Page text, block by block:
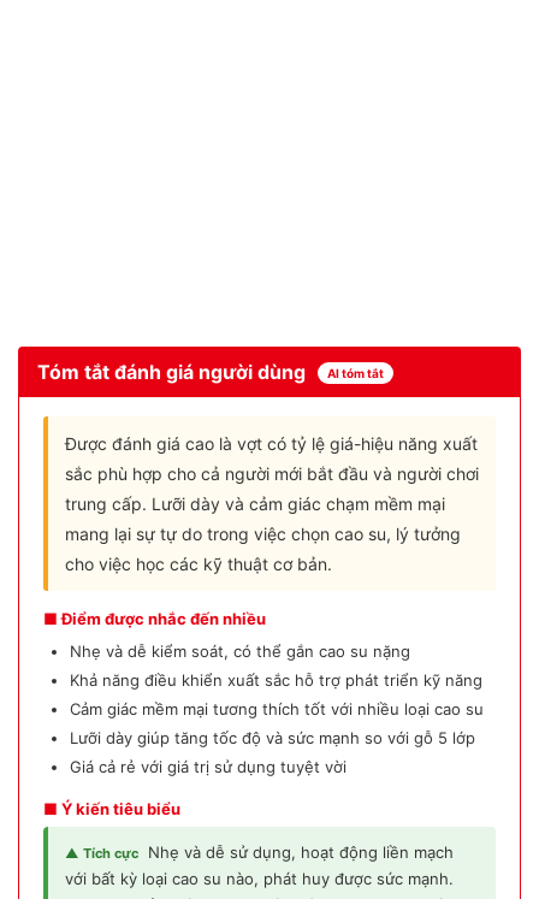
Tóm tắt đánh giá người dùng AI tóm tắt
Được đánh giá cao là vợt có tỷ lệ giá-hiệu năng xuất
sắc phù hợp cho cả người mới bắt đầu và người chơi
trung cấp. Lưỡi dày và cảm giác chạm mềm mại
mang lại sự tự do trong việc chọn cao su, lý tưởng
cho việc học các kỹ thuật cơ bản.
■ Điểm được nhắc đến nhiều
Nhẹ và dễ kiểm soát, có thể gắn cao su nặng
Khả năng điều khiển xuất sắc hỗ trợ phát triển kỹ năng
Cảm giác mềm mại tương thích tốt với nhiều loại cao su
Lưỡi dày giúp tăng tốc độ và sức mạnh so với gỗ 5 lớp
Giá cả rẻ với giá trị sử dụng tuyệt vời
■ Ý kiến tiêu biểu
▲ Tích cực
Nhẹ và dễ sử dụng, hoạt động liền mạch
với bất kỳ loại cao su nào, phát huy được sức mạnh.